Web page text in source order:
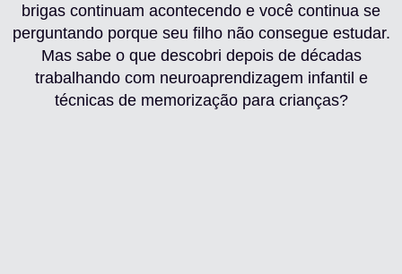
brigas continuam acontecendo e você continua se
perguntando porque seu filho não consegue estudar.
Mas sabe o que descobri depois de décadas
trabalhando com neuroaprendizagem infantil e
técnicas de memorização para crianças?